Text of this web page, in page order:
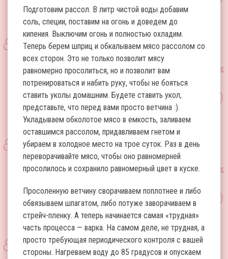
Подготовим рассол. В литр чистой воды добавим
соль, специи, поставим на огонь и доведем до
кипения. Выключим огонь и полностью охладим.
Теперь берем шприц и обкалываем мясо рассолом со
всех сторон. Это не только позволит мясу
равномерно просолиться, но и позволит вам
потренироваться и набить руку, чтобы не бояться
ставить уколы домашним. Будете ставить укол,
представьте, что перед вами просто ветчина :).
Укладываем обколотое мясо в емкость, заливаем
оставшимся рассолом, придавливаем гнетом и
убираем в холодное место на трое суток. Раз в день
переворачивайте мясо, чтобы оно равномерней
просолилось и сохранило равномерный цвет в куске.
Просоленную ветчину сворачиваем поплотнее и либо
обвязываем шпагатом, либо потуже заворачиваем в
стрейч-пленку. А теперь начинается самая «трудная»
часть процесса — варка. На самом деле, не трудная, а
просто требующая периодического контроля с вашей
стороны. Нагреваем воду до 85 градусов и опускаем